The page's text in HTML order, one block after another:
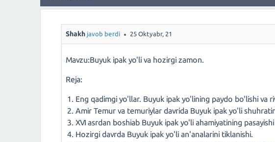
Shakh javob berdi 25 Oktyabr, 21
Mavzu:Buyuk ipak yo'li va hozirgi zamon.
Reja:
Eng qadimgi yo'llar. Buyuk ipak yo'lining paydo bo'lishi va
Amir Temur va temuriylar davrida Buyuk ipak yo'li
XVI asrdan boshiab Buyuk ipak yo'li ahamiyatining
Hozirgi davrda Buyuk ipak yo'li an'analarini tiklanishi.